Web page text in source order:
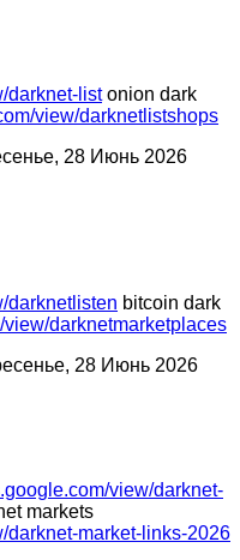
darknet-listonion dark
view/darknetlistshops
28 Июнь 2026
darknetlisten bitcoin dark
darknetmarketplaces
28 Июнь 2026
view/darknet-
markets
darknet-market-links-2026